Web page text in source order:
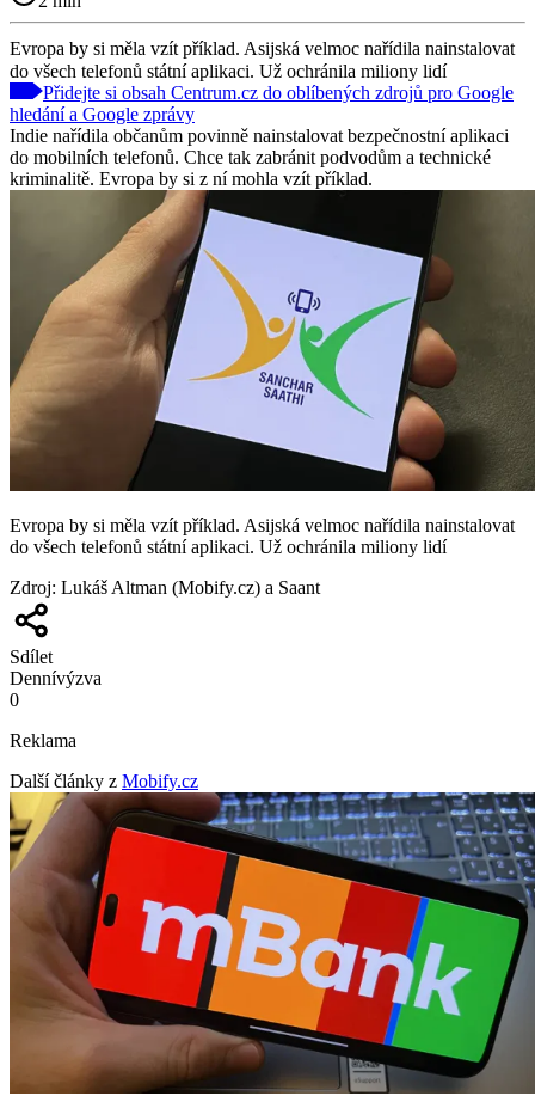
Evropa by si měla vzít příklad. Asijská velmoc nařídila nainstalovat
do všech telefonů státní aplikaci. Už ochránila miliony lidí
Přidejte si obsah Centrum.cz do oblíbených zdrojů pro Google
hledání a Google zprávy
Indie nařídila občanům povinně nainstalovat bezpečnostní aplikaci
do mobilních telefonů. Chce tak zabránit podvodům a technické
kriminalitě. Evropa by si z ní mohla vzít příklad.
Evropa by si měla vzít příklad. Asijská velmoc nařídila nainstalovat
do všech telefonů státní aplikaci. Už ochránila miliony lidí
Zdroj: Lukáš Altman (Mobify.cz) a Saant
Sdílet
Dennívýzva
0
Reklama
Další články z Mobify.cz